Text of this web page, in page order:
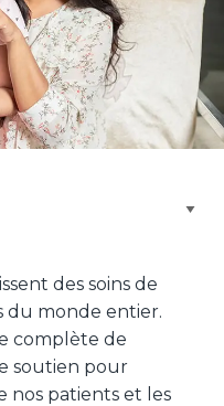
des soins de
du monde entier.
complète de
soutien pour
nos patients et les